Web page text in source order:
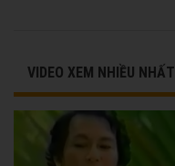
VIDEO XEM NHIỀU NHẤT